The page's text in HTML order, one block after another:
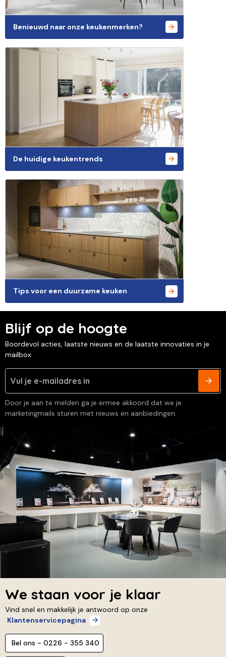
Benieuwd naar onze keukenmerken?
De huidige keukentrends
Tips voor een duurzame keuken
Blijf op de hoogte
Boordevol acties, laatste nieuws en de laatste innovaties in je
mailbox
Door je aan te melden ga je ermee akkoord dat we je
marketingmails sturen met nieuws en aanbiedingen.
We staan voor je klaar
Vind snel en makkelijk je antwoord op onze
Klantenservicepagina
Bel ons - 0226 - 355 340